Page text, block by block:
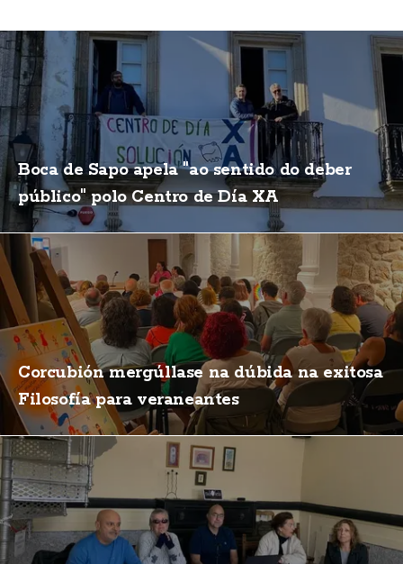
Boca de Sapo apela "ao sentido do deber
público" polo Centro de Día XA
Corcubión mergúllase na dúbida na exitosa
Filosofía para veraneantes